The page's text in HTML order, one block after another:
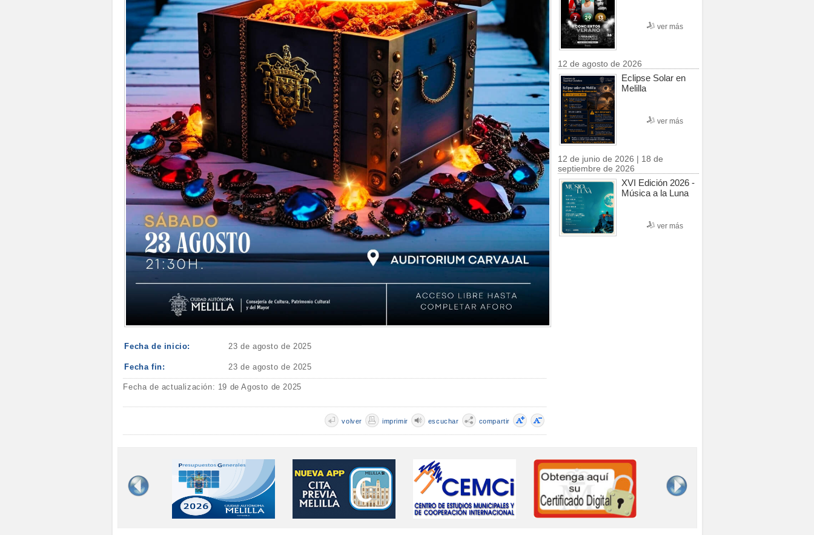
Fecha de inicio: 23 de agosto de 2025
Fecha fin: 23 de agosto de 2025
Fecha de actualización: 19 de Agosto de 2025
compartir
escuchar
imprimir
volver
ver más
12 de agosto de 2026
Eclipse Solar en
Melilla
ver más
12 de junio de 2026 | 18 de
septiembre de 2026
XVI Edición 2026 -
Música a la Luna
ver más